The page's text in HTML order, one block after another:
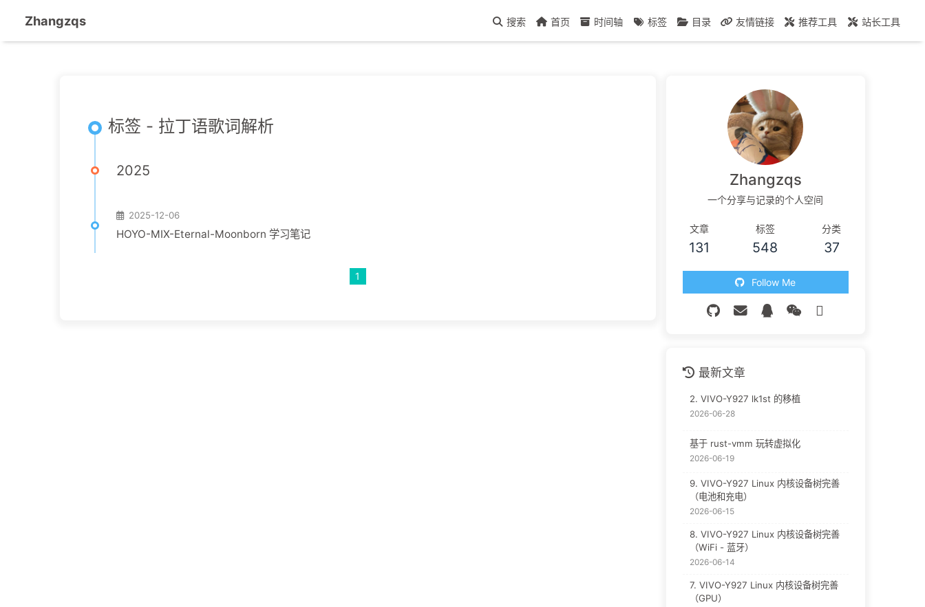
Zhangzqs 搜索 首页 时间轴 标签 目录 友情链接 推荐工具 站长工具
标签 - 拉丁语歌词解析
2025
2025-12-06
HOYO-MIX-Eternal-Moonborn 学习笔记
1
Zhangzqs
一个分享与记录的个人空间
文章
131
标签
548
分类
37
Follow Me
最新文章
2. VIVO-Y927 lk1st 的移植
2026-06-28
基于 rust-vmm 玩转虚拟化
2026-06-19
9. VIVO-Y927 Linux 内核设备树完善
（电池和充电）
2026-06-15
8. VIVO-Y927 Linux 内核设备树完善
（WiFi - 蓝牙）
2026-06-14
7. VIVO-Y927 Linux 内核设备树完善
（GPU）